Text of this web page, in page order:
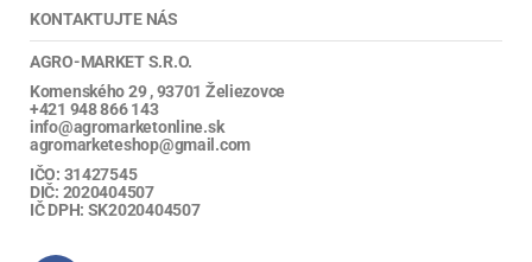
KONTAKTUJTE NÁS
AGRO-MARKET S.R.O.
Komenského 29 , 93701 Želiezovce
+421 948 866 143
info@agromarketonline.sk
agromarketeshop@gmail.com
IČO: 31427545
DIČ: 2020404507
IČ DPH: SK2020404507